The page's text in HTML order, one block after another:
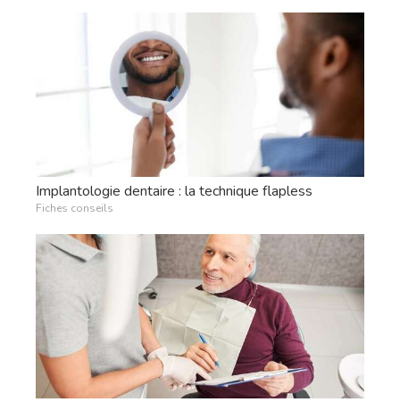
Implantologie dentaire : la technique flapless
Fiches conseils